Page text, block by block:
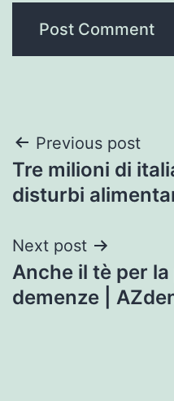
Post
navigation
Previous post
Tre milioni di
disturbi
Next post
Anche il tè per
demenze |